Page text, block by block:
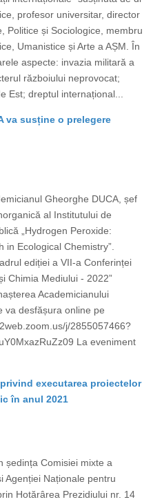
profesor universitar, director
Politice și Sociologice, membru
Umanistice și Arte a AȘM. În
aspecte: invazia militară a
războiului neprovocat;
Est; dreptul internațional...
va susține o prelegere
Gheorghe DUCA, șef
al Institutului de
„Hydrogen Peroxide:
Ecological Chemistry”.
ediției a VII-a Conferinței
Chimia Mediului - 2022”
Academicianului
va desfășura online pe
j/2855057466?
La eveniment
executarea proiectelor
în anul 2021
ședința Comisiei mixte a
Agenției Naționale pentru
Hotărârea Prezidiului nr. 14